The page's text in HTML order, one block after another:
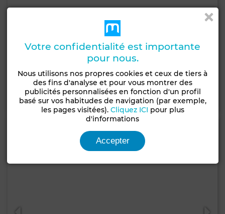
19 100 DH
Terrain à Oasis, Casablanca
1150 m²
Contacter Appelez WhatsApp
Votre confidentialité est importante
pour nous.
Nous utilisons nos propres cookies et ceux de tiers à
des fins d'analyse et pour vous montrer des
publicités personnalisées en fonction d'un profil
basé sur vos habitudes de navigation (par exemple,
les pages visitées). Cliquez ICI pour plus
d'informations
Accepter